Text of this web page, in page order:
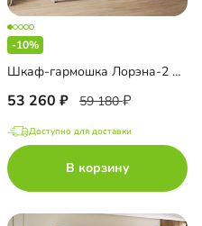
-10%
Шкаф-гармошка Лорэна-2 Премиум Тип 2
53 260 59 180
Доступно для доставки
В корзину